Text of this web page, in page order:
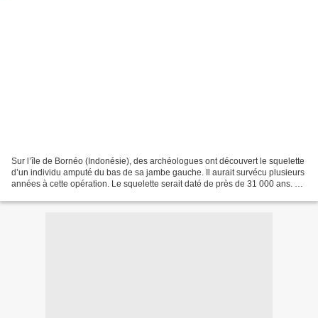
Sur l’île de Bornéo (Indonésie), des archéologues ont découvert le squelette
d’un individu amputé du bas de sa jambe gauche. Il aurait survécu plusieurs
années à cette opération. Le squelette serait daté de près de 31 000 ans. Ce